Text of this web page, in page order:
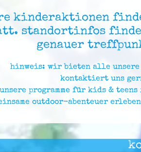
kinderaktionen
standortinfos
genauer
hinweis: wir bieten alle unsere
kontaktiert uns
programme für kids &
outdoor-abenteuer